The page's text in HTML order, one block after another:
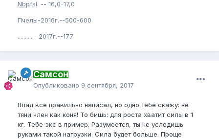
Nbpfsl. -- 16,0-17,0
Пчелы-2016г.--500-600
...........- 2017г.--177
Самсон
Опубликовано 9 сентября, 2017
Влад всё правильно написал, но одно тебе скажу: не
тяни член как коня! То бишь: для роста хватит силы в 1
кг. Тебе экс в пример. Разумеется, ты не уследишь
руками такой нагрузки. Сила будет больше. Проще